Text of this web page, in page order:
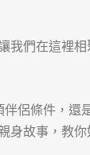
我們在這裡相
侶條件，還
身故事，教